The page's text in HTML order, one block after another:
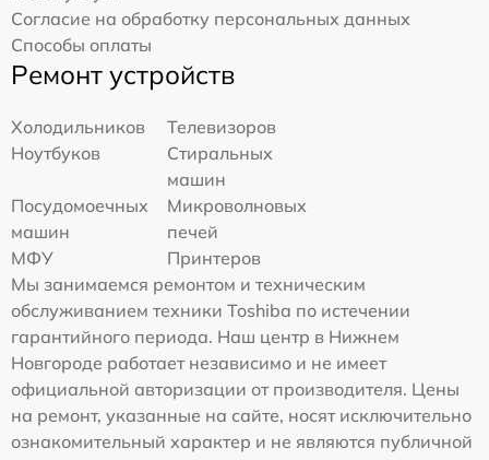
Согласие на обработку персональных данных
Способы оплаты
Ремонт устройств
Холодильников
Телевизоров
Ноутбуков
Стиральных
машин
Посудомоечных
машин
Микроволновых
печей
МФУ
Принтеров
Мы занимаемся ремонтом и техническим
обслуживанием техники Toshiba по истечении
гарантийного периода. Наш центр в Нижнем
Новгороде работает независимо и не имеет
официальной авторизации от производителя. Цены
на ремонт, указанные на сайте, носят исключительно
ознакомительный характер и не являются публичной